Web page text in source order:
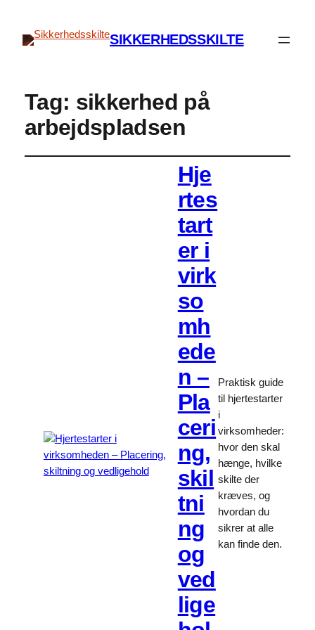
SIKKERHEDSSKILTE
Tag: sikkerhed på
arbejdspladsen
Hje
rtes
tart
er i
virk
so
mh
ede
n –
Pla
ceri
ng,
skil
tni
ng
og
ved
lige
Praktisk guide
til hjertestarter
i
virksomheder:
hvor den skal
hænge, hvilke
skilte der
kræves, og
hvordan du
sikrer at alle
kan finde den.